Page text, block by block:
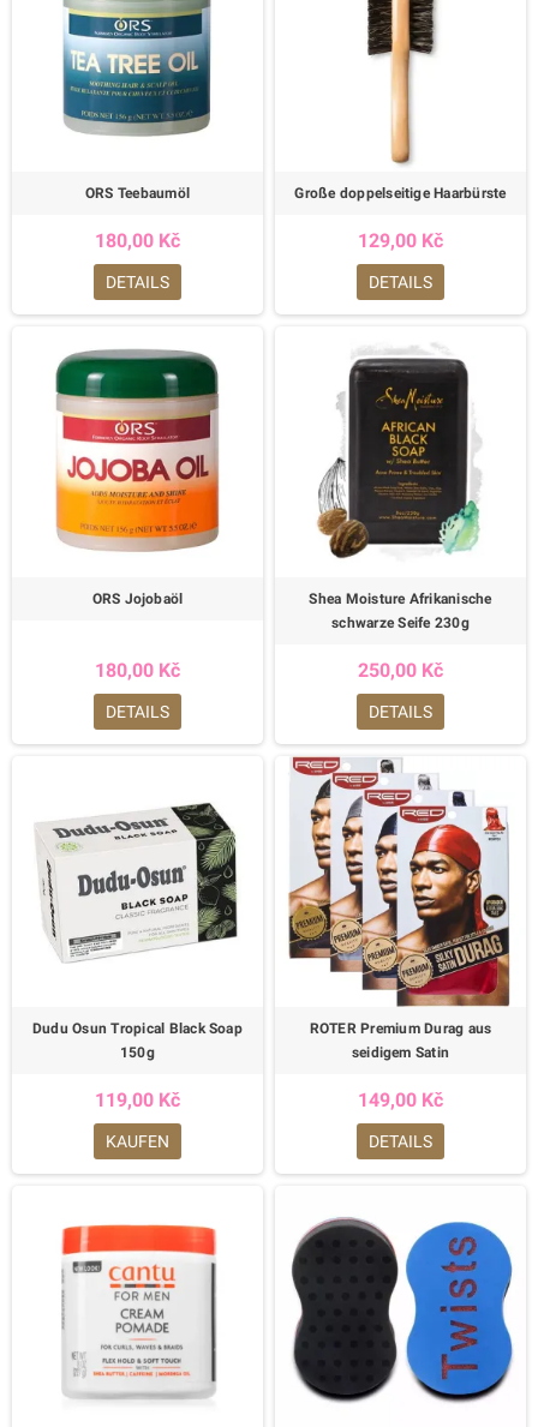
ORS Teebaumöl
180,00 Kč
DETAILS
Große doppelseitige Haarbürste
129,00 Kč
DETAILS
ORS Jojobaöl
180,00 Kč
DETAILS
Shea Moisture Afrikanische
schwarze Seife 230g
250,00 Kč
DETAILS
Dudu Osun Tropical Black Soap
150g
119,00 Kč
KAUFEN
ROTER Premium Durag aus
seidigem Satin
149,00 Kč
DETAILS